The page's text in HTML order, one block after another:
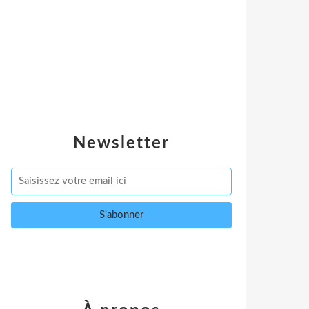
Newsletter